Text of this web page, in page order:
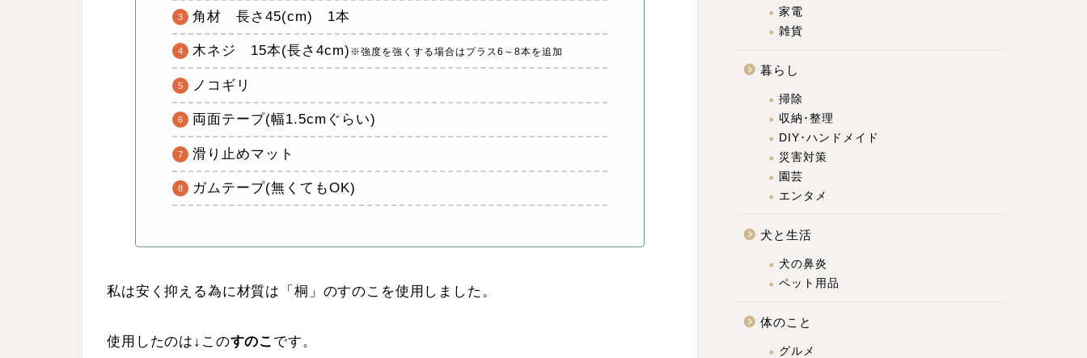
角材 長さ45(cm) 1本
木ネジ 15本(長さ4cm) ※強度を強くする場合はプラス6～8本を追加
ノコギリ
両面テープ(幅1.5cmぐらい)
滑り止めマット
ガムテープ(無くてもOK)
私は安く抑える為に材質は「桐」のすのこを使用しました。
使用したのは↓このすのこ です。
家電
雑貨
暮らし
掃除
収納･整理
DIY･ハンドメイド
災害対策
園芸
エンタメ
犬と生活
犬の鼻炎
ペット用品
体のこと
グルメ